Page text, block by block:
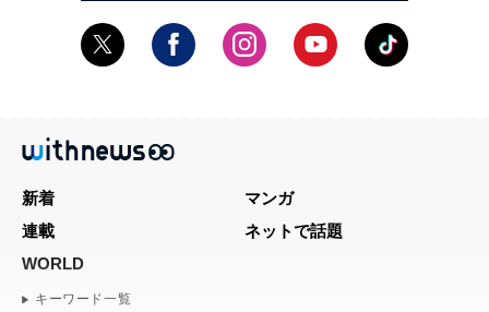
新着
マンガ
連載
ネットで話題
WORLD
キーワード一覧